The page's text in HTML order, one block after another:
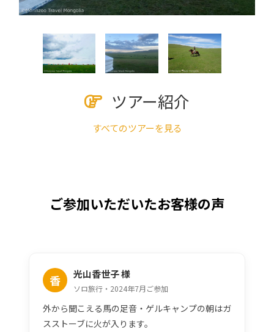
ツアー紹介
すべてのツアーを見る
ご参加いただいたお客様の声
香 光山香世子 様
ソロ旅行・2024年7月ご参加
外から聞こえる馬の足音・ゲルキャンプの朝はガ
スストーブに火が入ります。